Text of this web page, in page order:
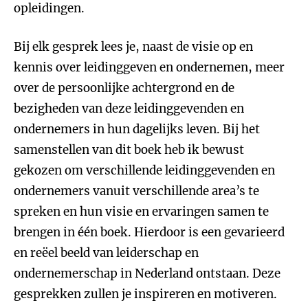
opleidingen.
Bij elk gesprek lees je, naast de visie op en
kennis over leidinggeven en ondernemen, meer
over de persoonlijke achtergrond en de
bezigheden van deze leidinggevenden en
ondernemers in hun dagelijks leven. Bij het
samenstellen van dit boek heb ik bewust
gekozen om verschillende leidinggevenden en
ondernemers vanuit verschillende area’s te
spreken en hun visie en ervaringen samen te
brengen in één boek. Hierdoor is een gevarieerd
en reëel beeld van leiderschap en
ondernemerschap in Nederland ontstaan. Deze
gesprekken zullen je inspireren en motiveren.